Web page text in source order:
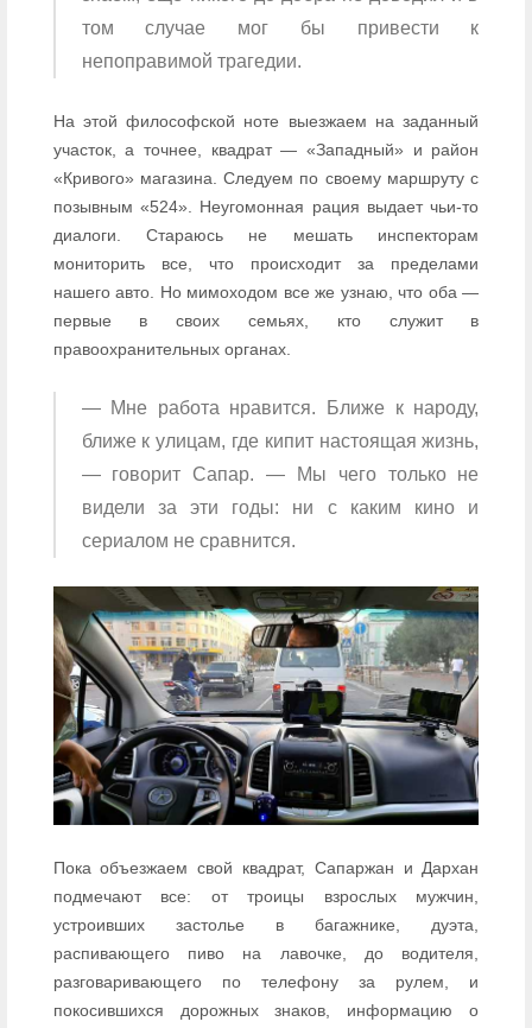
том случае мог бы привести к
непоправимой трагедии.
На этой философской ноте выезжаем на заданный
участок, а точнее, квадрат — «Западный» и район
«Кривого» магазина. Следуем по своему маршруту с
позывным «524». Неугомонная рация выдает чьи-то
диалоги. Стараюсь не мешать инспекторам
мониторить все, что происходит за пределами
нашего авто. Но мимоходом все же узнаю, что оба —
первые в своих семьях, кто служит в
правоохранительных органах.
— Мне работа нравится. Ближе к народу,
ближе к улицам, где кипит настоящая жизнь,
— говорит Сапар. — Мы чего только не
видели за эти годы: ни с каким кино и
сериалом не сравнится.
Пока объезжаем свой квадрат, Сапаржан и Дархан
подмечают все: от троицы взрослых мужчин,
устроивших застолье в багажнике, дуэта,
распивающего пиво на лавочке, до водителя,
разговаривающего по телефону за рулем, и
покосившихся дорожных знаков, информацию о